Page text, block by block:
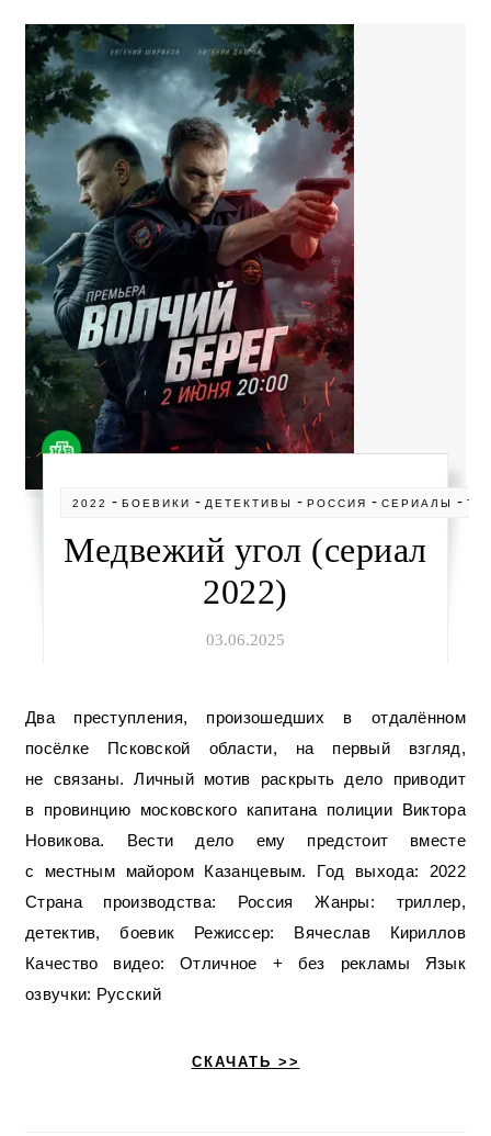
2022 -БОЕВИКИ - ДЕТЕКТИВЫ -РОССИЯ -СЕРИАЛЫ -
Медвежий угол (сериал
2022)
03.06.2025
Два преступления, произошедших в отдалённом
посёлке Псковской области, на первый взгляд,
не связаны. Личный мотив раскрыть дело приводит
в провинцию московского капитана полиции Виктора
Новикова. Вести дело ему предстоит вместе
с местным майором Казанцевым. Год выхода: 2022
Страна производства: Россия Жанры: триллер,
детектив, боевик Режиссер: Вячеслав Кириллов
Качество видео: Отличное + без рекламы Язык
озвучки: Русский
СКАЧАТЬ >>